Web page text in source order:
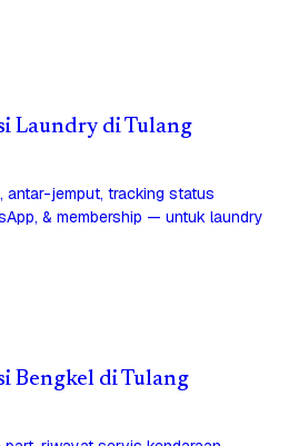
Laundry di Tulang
antar-jemput, tracking status
& membership — untuk laundry
Bengkel di Tulang